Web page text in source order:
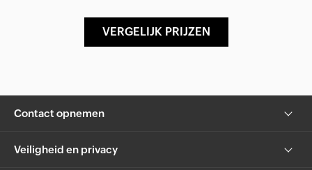
VERGELIJK PRIJZEN
Contact opnemen
Veiligheid en privacy